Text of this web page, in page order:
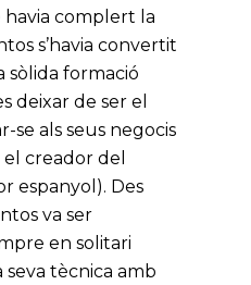
complert la
s’havia convertit
formació
deixar de ser el
se als seus negocis
creador del
espanyol). Des
va ser
en solitari
seva tècnica amb